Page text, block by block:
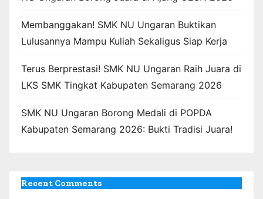
Membanggakan! SMK NU Ungaran Buktikan
Lulusannya Mampu Kuliah Sekaligus Siap Kerja
Terus Berprestasi! SMK NU Ungaran Raih Juara di
LKS SMK Tingkat Kabupaten Semarang 2026
SMK NU Ungaran Borong Medali di POPDA
Kabupaten Semarang 2026: Bukti Tradisi Juara!
Recent Comments